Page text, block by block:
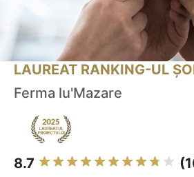
LAUREAT RANKING-UL
Ferma lu'Mazare
8.7